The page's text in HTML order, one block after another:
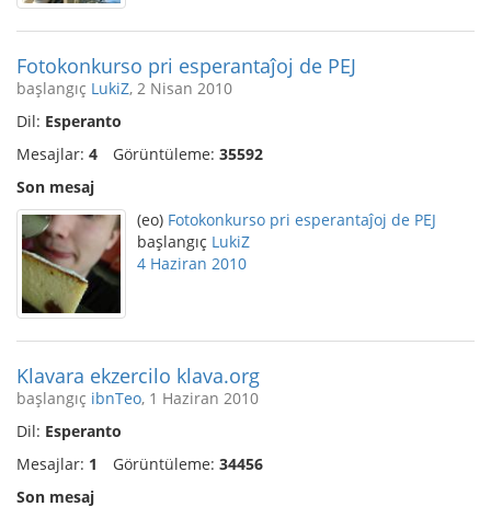
Fotokonkurso pri esperantaĵoj de PEJ
başlangıç LukiZ, 2 Nisan 2010
Dil: Esperanto
Mesajlar: 4 Görüntüleme: 35592
Son mesaj
(eo) Fotokonkurso pri esperantaĵoj de PEJ
başlangıç LukiZ
4 Haziran 2010
Klavara ekzercilo klava.org
başlangıç ibnTeo, 1 Haziran 2010
Dil: Esperanto
Mesajlar: 1 Görüntüleme: 34456
Son mesaj